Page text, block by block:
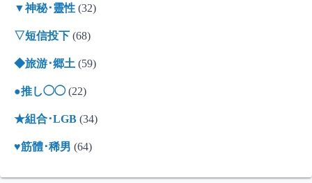
▼神秘･靈性 (32)
▽短信投下 (68)
◆旅游･郷土 (59)
●推し◯◯(22)
★組合･LGB (34)
♥筋體･稀男 (64)